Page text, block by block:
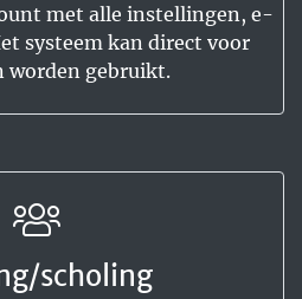
met alle instellingen, e-
systeem kan direct voor
worden gebruikt.
scholing